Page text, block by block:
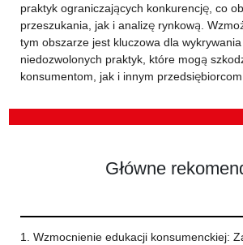
praktyk ograniczających konkurencję, co
przeszukania, jak i analizę rynkową.
tym obszarze jest kluczowa dla
niedozwolonych praktyk, które mogą
konsumentom, jak i innym
Główne
1. Wzmocnienie edukacji konsumenckiej: